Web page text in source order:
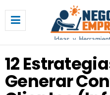
E
s
r
a
t
12
Generar